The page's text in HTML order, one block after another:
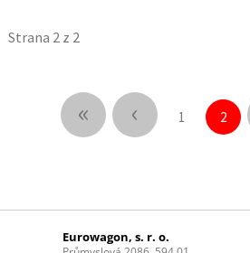
Strana 2 z 2
« ‹ 1 2
Eurowagon, s. r. o.